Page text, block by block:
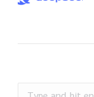
Search: